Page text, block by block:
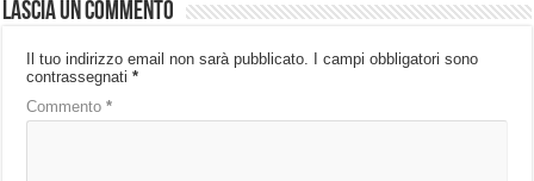
Lascia un commento
Il tuo indirizzo email non sarà pubblicato.
I campi obbligatori sono
contrassegnati*
Commento*